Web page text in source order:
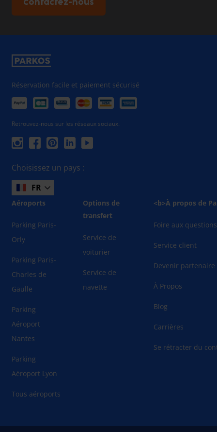
Contactez-nous
Réservation facile et paiement sécurisé
Retrouvez-nous sur les réseaux sociaux.
Choisissez un pays :
FR
Aéroports
Parking Paris-
Orly
Parking Paris-
Charles de
Gaulle
Parking
Aéroport
Nantes
Parking
Aéroport Lyon
Tous aéroports
Options de
transfert
Service de
voiturier
Service de
navette
<b>À propos de
Foire aux questions
Service client
Devenir partenaire
À Propos
Blog
Carrières
Se rétracter du